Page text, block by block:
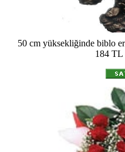
50 cm yüksekliğinde biblo
184 TL